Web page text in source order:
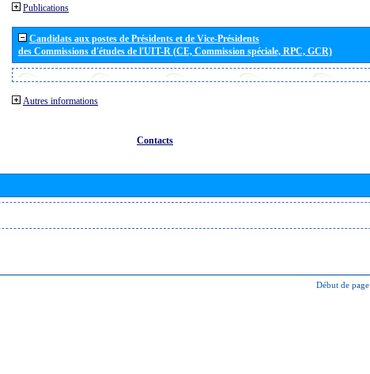
Publications
Candidats aux postes de Présidents et de Vice-Présidents
des Commissions d'études de l'UIT-R (CE, Commission spéciale, RPC, GCR)
Autres informations
Contacts
Début de page